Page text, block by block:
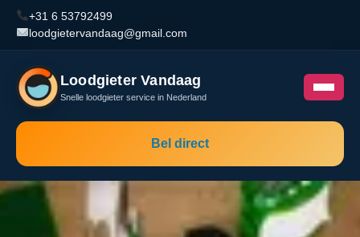
+31 6 53792499
loodgietervandaag@gmail.com
Loodgieter Vandaag
Snelle loodgieter service in Nederland
Bel direct